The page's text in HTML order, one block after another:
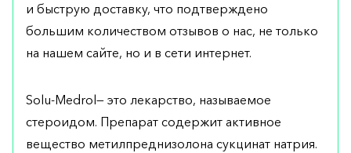
и быструю доставку, что подтверждено
большим количеством отзывов о нас, не только
на нашем сайте, но и в сети интернет.
Solu-Medrol— это лекарство, называемое
стероидом. Препарат содержит активное
вещество метилпреднизолона сукцинат натрия.